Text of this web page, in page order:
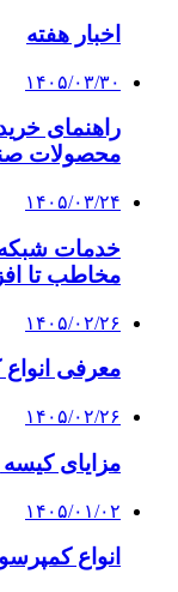
اخبار هفته
۱۴۰۵/۰۳/۳۰
راهنمای
محصولات
۱۴۰۵/۰۳/۲۴
مخاطب تا
۱۴۰۵/۰۲/۲۶
معرفی
۱۴۰۵/۰۲/۲۶
مزایای
۱۴۰۵/۰۱/۰۲
انواع